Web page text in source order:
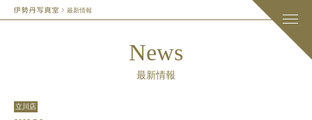
最新情報
News
最新情報
立川店